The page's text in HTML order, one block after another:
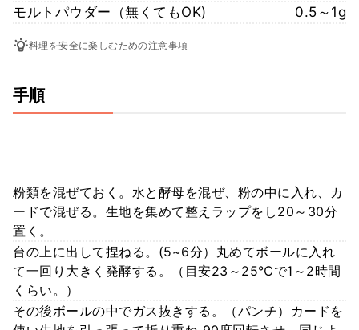
モルトパウダー（無くてもOK)
0.5～1g
料理を安全に楽しむための注意事項
手順
粉類を混ぜておく。水と酵母を混ぜ、粉の中に入れ、カ
ードで混ぜる。生地を集めて整えラップをし20～30分
置く。
台の上に出して捏ねる。(5~6分）丸めてボールに入れ
て一回り大きく発酵する。（目安23～25℃で1～2時間
くらい。）
その後ボールの中でガス抜きする。（パンチ）カードを